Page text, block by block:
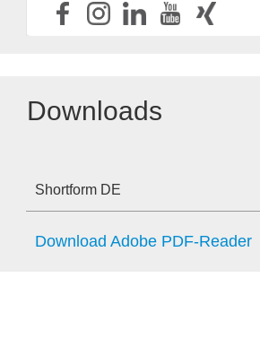
Downloads
Shortform DE
Download Adobe PDF-Reader